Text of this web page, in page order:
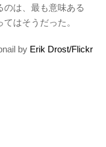
のは、最も意味ある
はそうだった。
by Erik Drost/Flickr